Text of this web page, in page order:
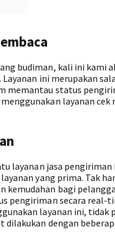
budiman, kali ini kami
Layanan ini merupakan
memantau status
layanan
layanan jasa
yang prima. Tak
kemudahan bagi
pengiriman secara real-
layanan ini, tidak
dilakukan dengan